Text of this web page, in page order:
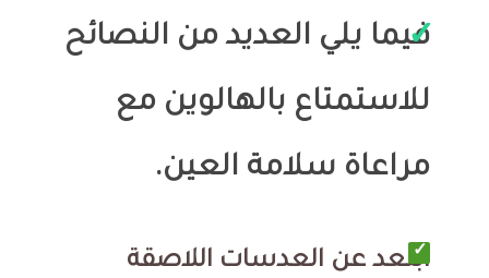
فيما يلي العديد من النصائح
للاستمتاع بالهالوين مع
مراعاة سلامة العين.
ابتعد عن العدسات اللاصقة